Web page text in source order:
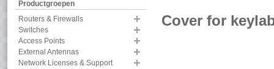
Productgroepen
Routers & Firewalls
Switches
Access Points
External Antennas
Network Licenses & Support
Cover for